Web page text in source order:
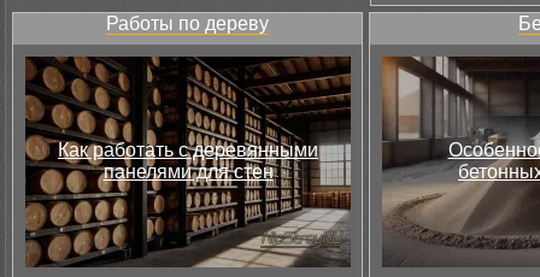
Работы по дереву
Как работать с деревянными
панелями для стен